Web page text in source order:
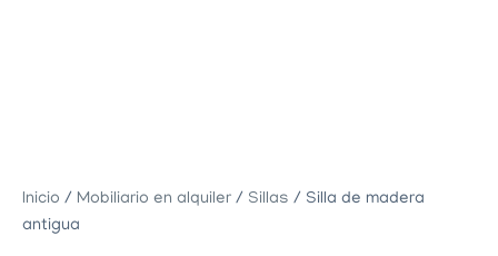
Inicio / Mobiliario en alquiler / Sillas / Silla de madera
antigua